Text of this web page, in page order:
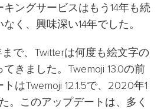
ングサービスはもう14年も続
く、興味深い14年でした。
で、Twitterは何度も絵文字の
きました。Twemoji 13.0の前
はTwemoji 12.1.5で、2020年1
。このアップデートは、多く